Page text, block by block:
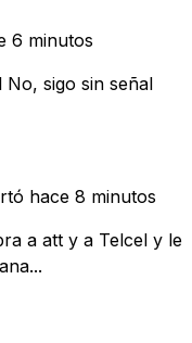
6 minutos
No, sigo sin señal
hace 8 minutos
a att y a Telcel y le